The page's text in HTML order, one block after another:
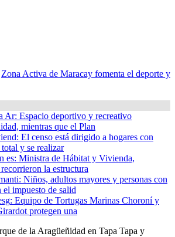
Zona Activa de Maracay fomenta el deporte y
Ar: Espacio deportivo y recreativo
mientras que el Plan
: El censo está dirigido a hogares con
y se realizar
es: Ministra de Hábitat y Vivienda,
la estructura
: Niños, adultos mayores y personas con
el impuesto de salid
: Equipo de Tortugas Marinas Choroní y
protegen una